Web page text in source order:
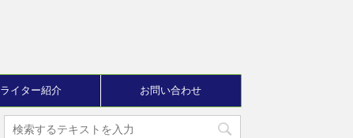
ライター紹介 お問い合わせ